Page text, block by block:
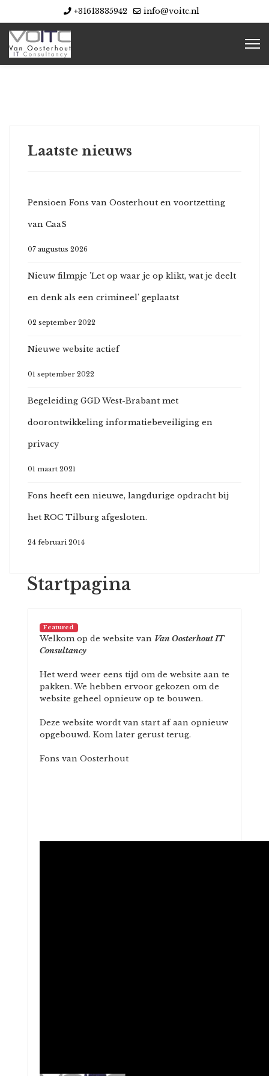
+31613835942 info@voitc.nl
Laatste nieuws
Pensioen Fons van Oosterhout en voortzetting
van CaaS
07 augustus 2026
Nieuw filmpje 'Let op waar je op klikt, wat je deelt
en denk als een crimineel' geplaatst
02 september 2022
Nieuwe website actief
01 september 2022
Begeleiding GGD West-Brabant met
doorontwikkeling informatiebeveiliging en
privacy
01 maart 2021
Fons heeft een nieuwe, langdurige opdracht bij
het ROC Tilburg afgesloten.
24 februari 2014
Startpagina
Featured
Welkom op de website van Van Oosterhout IT
Consultancy
Het werd weer eens tijd om de website aan te
pakken. We hebben ervoor gekozen om de
website geheel opnieuw op te bouwen.
Deze website wordt van start af aan opnieuw
opgebouwd. Kom later gerust terug.
Fons van Oosterhout